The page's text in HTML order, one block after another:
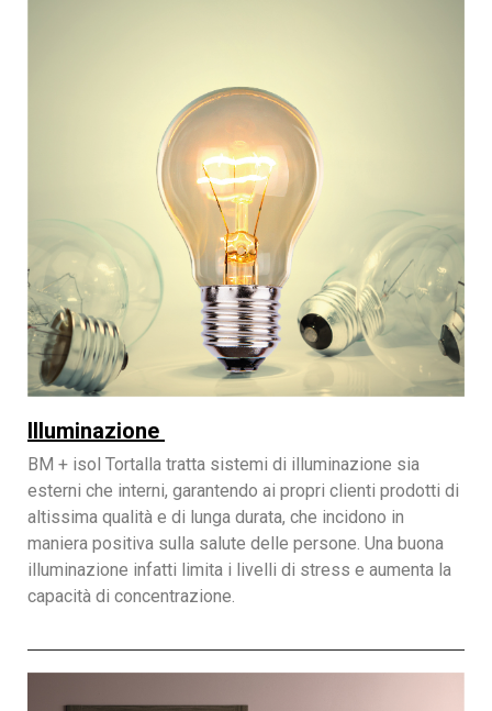
Illuminazione
BM + isol Tortalla tratta sistemi di illuminazione sia
esterni che interni, garantendo ai propri clienti prodotti di
altissima qualità e di lunga durata, che incidono in
maniera positiva sulla salute delle persone. Una buona
illuminazione infatti limita i livelli di stress e aumenta la
capacità di concentrazione.